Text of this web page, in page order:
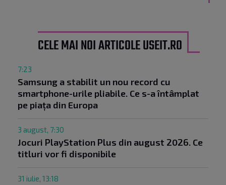
CELE MAI NOI ARTICOLE USEIT.RO
7:23
Samsung a stabilit un nou record cu
smartphone-urile pliabile. Ce s-a întâmplat
pe piața din Europa
3 august, 7:30
Jocuri PlayStation Plus din august 2026. Ce
titluri vor fi disponibile
31 iulie, 13:18